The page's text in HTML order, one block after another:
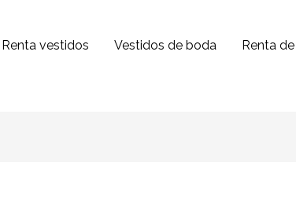
Renta vestidos Vestidos de boda Renta